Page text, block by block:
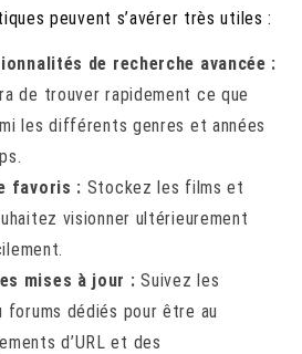
peuvent s’avérer très utiles :
de recherche avancée :
de trouver rapidement ce que
les différents genres et années
favoris : Stockez les films et
visionner ultérieurement
mises à jour : Suivez les
forums dédiés pour être au
d’URL et des